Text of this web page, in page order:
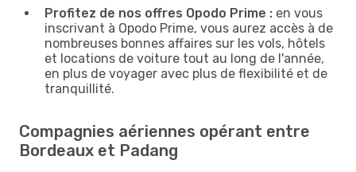
Profitez de nos offres Opodo Prime : en vous
inscrivant à Opodo Prime, vous aurez accès à de
nombreuses bonnes affaires sur les vols, hôtels
et locations de voiture tout au long de l'année,
en plus de voyager avec plus de flexibilité et de
tranquillité.
Compagnies aériennes opérant entre
Bordeaux et Padang